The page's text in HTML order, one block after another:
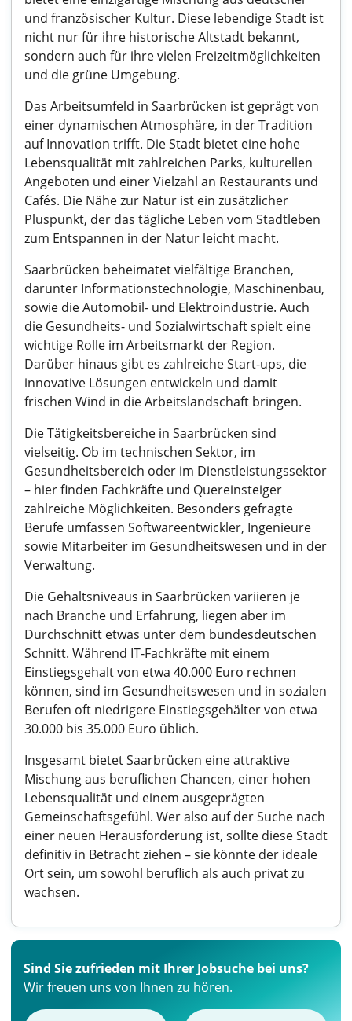
und französischer Kultur. Diese lebendige Stadt ist
nicht nur für ihre historische Altstadt bekannt,
sondern auch für ihre vielen Freizeitmöglichkeiten
und die grüne Umgebung.
Das Arbeitsumfeld in Saarbrücken ist geprägt von
einer dynamischen Atmosphäre, in der Tradition
auf Innovation trifft. Die Stadt bietet eine hohe
Lebensqualität mit zahlreichen Parks, kulturellen
Angeboten und einer Vielzahl an Restaurants und
Cafés. Die Nähe zur Natur ist ein zusätzlicher
Pluspunkt, der das tägliche Leben vom Stadtleben
zum Entspannen in der Natur leicht macht.
Saarbrücken beheimatet vielfältige Branchen,
darunter Informationstechnologie, Maschinenbau,
sowie die Automobil- und Elektroindustrie. Auch
die Gesundheits- und Sozialwirtschaft spielt eine
wichtige Rolle im Arbeitsmarkt der Region.
Darüber hinaus gibt es zahlreiche Start-ups, die
innovative Lösungen entwickeln und damit
frischen Wind in die Arbeitslandschaft bringen.
Die Tätigkeitsbereiche in Saarbrücken sind
vielseitig. Ob im technischen Sektor, im
Gesundheitsbereich oder im Dienstleistungssektor
– hier finden Fachkräfte und Quereinsteiger
zahlreiche Möglichkeiten. Besonders gefragte
Berufe umfassen Softwareentwickler, Ingenieure
sowie Mitarbeiter im Gesundheitswesen und in der
Verwaltung.
Die Gehaltsniveaus in Saarbrücken variieren je
nach Branche und Erfahrung, liegen aber im
Durchschnitt etwas unter dem bundesdeutschen
Schnitt. Während IT-Fachkräfte mit einem
Einstiegsgehalt von etwa 40.000 Euro rechnen
können, sind im Gesundheitswesen und in sozialen
Berufen oft niedrigere Einstiegsgehälter von etwa
30.000 bis 35.000 Euro üblich.
Insgesamt bietet Saarbrücken eine attraktive
Mischung aus beruflichen Chancen, einer hohen
Lebensqualität und einem ausgeprägten
Gemeinschaftsgefühl. Wer also auf der Suche nach
einer neuen Herausforderung ist, sollte diese Stadt
definitiv in Betracht ziehen – sie könnte der ideale
Ort sein, um sowohl beruflich als auch privat zu
wachsen.
Sind Sie zufrieden mit Ihrer Jobsuche bei uns?
Wir freuen uns von Ihnen zu hören.